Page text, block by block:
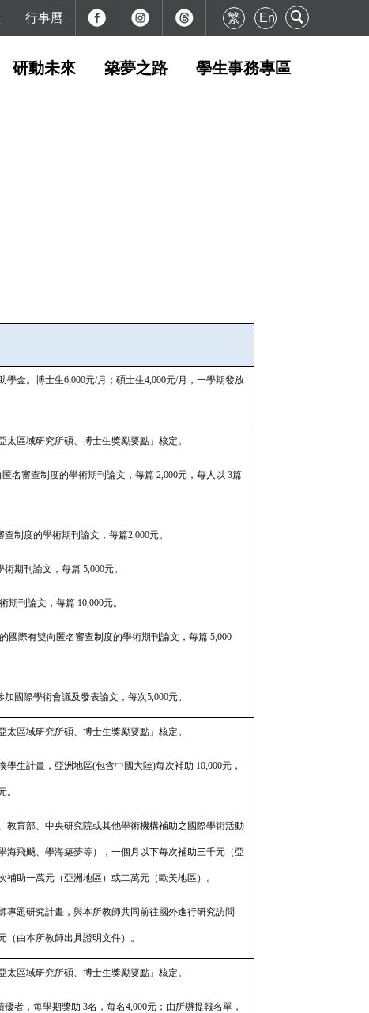
繁 En
行事曆
研動未來 築夢之路 學生事務專區
學金。博士生6,000元/月；碩士生4,000元/月，一學期發放
太區域研究所碩、博士生獎勵要點」核定。
名審查制度的學術期刊論文，每篇 2,000元，每人以 3篇
制度的學術期刊論文，每篇2,000元。
期刊論文，每篇 5,000元。
期刊論文，每篇 10,000元。
國際有雙向匿名審查制度的學術期刊論文，每篇 5,000
國際學術會議及發表論文，每次5,000元。
太區域研究所碩、博士生獎勵要點」核定。
學生計畫，亞洲地區(包含中國大陸)每次補助 10,000元，
。
教育部、中央研究院或其他學術機構補助之國際學術活動
海飛颺、學海築夢等），一個月以下每次補助三千元（亞
補助一萬元（亞洲地區）或二萬元（歐美地區）。
專題研究計畫，與本所教師共同前往國外進行研究訪問
（由本所教師出具證明文件）。
太區域研究所碩、博士生獎勵要點」核定。
者，每學期獎助 3名，每名4,000元；由所辦提報名單，